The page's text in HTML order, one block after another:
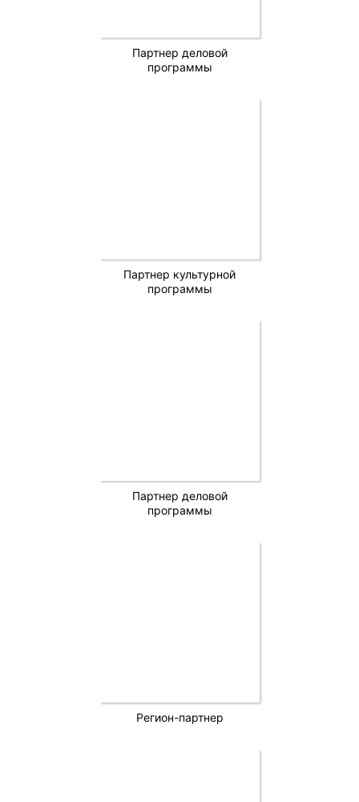
Партнер деловой
программы
Партнер культурной
программы
Партнер деловой
программы
Регион-партнер